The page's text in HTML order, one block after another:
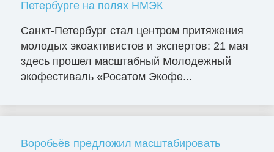
Петербурге на полях НМЭК
Санкт-Петербург стал центром притяжения
молодых экоактивистов и экспертов: 21 мая
здесь прошел масштабный Молодежный
экофестиваль «Росатом Экофе...
Воробьёв предложил масштабировать